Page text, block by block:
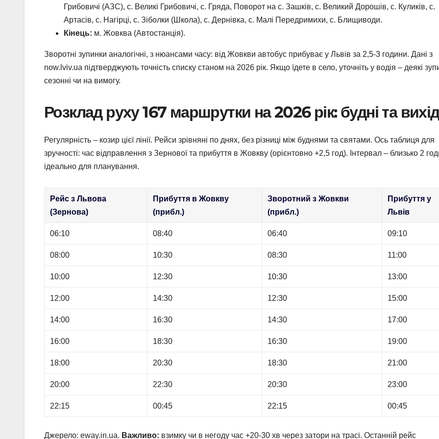
Грибовичі (АЗС), с. Великі Грибовичі, с. Гряда, Поворот на с. Зашків, с. Великий Дорошів, с. Куликів, с.
Артасів, с. Нагірці, с. Зіболки (Школа), с. Дернівка, с. Малі Передримихи, с. Блищиводи.
Кінець: м. Жовква (Автостанція).
Зворотні зупинки аналогічні, з нюансами часу: від Жовкви автобус прибуває у Львів за 2,5-3 години. Дані з
now.lviv.ua підтверджують точність списку станом на 2026 рік. Якщо їдете в село, уточніть у водія – деякі
сезонні чи на вимогу.
Розклад руху 167 маршрутки на 2026 рік: будні та
Регулярність – козир цієї лінії. Рейси зрівняні по днях, без різниці між буднями та святами. Ось таблиця для
зручності: час відправлення з Зернової та прибуття в Жовкву (орієнтовно +2,5 год). Інтервал – близько 2
ідеально для планування.
Рейс з Львова
(Зернова)
Прибуття в Жовкву
(прибл.)
Зворотний з Жовкви
(прибл.)
Прибуття у
Львів
06:10 08:40 06:40 09:10
08:00 10:30 08:30 11:00
10:00 12:30 10:30 13:00
12:00 14:30 12:30 15:00
14:00 16:30 14:30 17:00
16:00 18:30 16:30 19:00
18:00 20:30 18:30 21:00
20:00 22:30 20:30 23:00
22:15 00:45 22:15 00:45
Джерело: eway.in.ua. Важливо: взимку чи в негоду час +20-30 хв через затори на трасі. Останній рейс